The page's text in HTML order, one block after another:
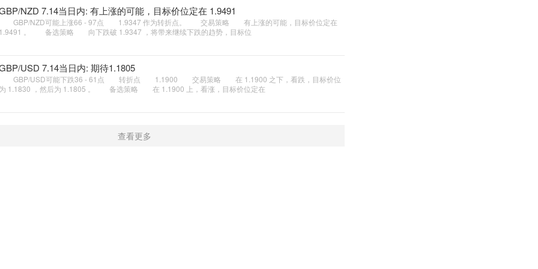
NZD 7.14当日内: 有上涨的可能，目标价位定在 1.9491
NZD可能上涨66 - 97点 1.9347 作为转折点。 交易策略 有上涨的可能，目标价位定在
。 备选策略 向下跌破 1.9347 ，将带来继续下跌的趋势，目标位
USD 7.14当日内: 期待1.1805
USD可能下跌36 - 61点 转折点 1.1900 交易策略 在 1.1900 之下，看跌，目标价位
1.1830 ，然后为 1.1805 。 备选策略 在 1.1900 上，看涨，目标价位定在
查看更多